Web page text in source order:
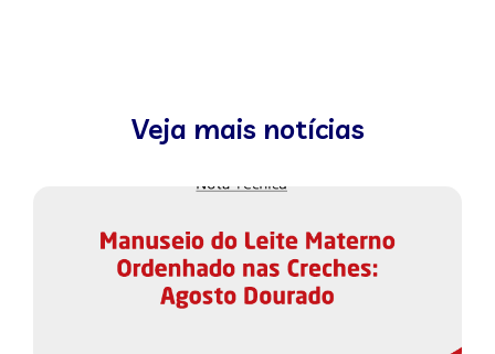
Veja mais notícias